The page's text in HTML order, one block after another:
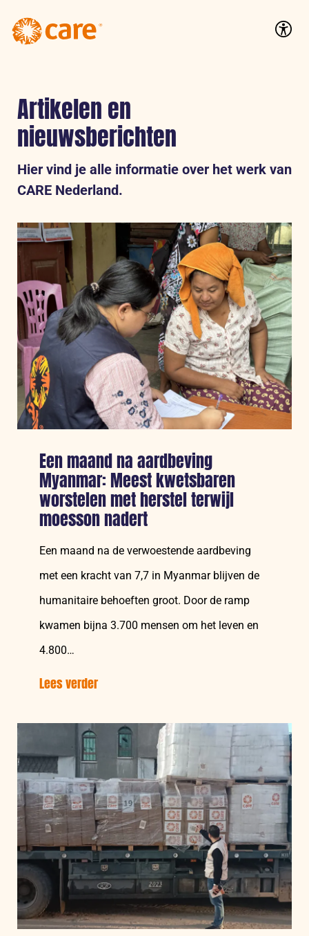
Artikelen en
nieuwsberichten
Hier vind je alle informatie over het werk van
CARE Nederland.
Een maand na aardbeving
Myanmar: Meest kwetsbaren
worstelen met herstel terwijl
moesson nadert
Een maand na de verwoestende aardbeving
met een kracht van 7,7 in Myanmar blijven de
humanitaire behoeften groot. Door de ramp
kwamen bijna 3.700 mensen om het leven en
4.800…
Lees verder
maand
aardbeving
Myanmar:
Meest
kwetsbaren
worstelen
met
herstel
terwijl
moesson
nadert